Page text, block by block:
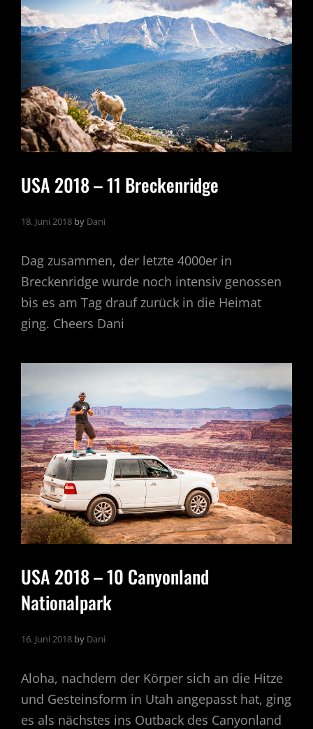
USA 2018 – 11 Breckenridge
18. Juni 2018 by Dani
Dag zusammen, der letzte 4000er in
Breckenridge wurde noch intensiv genossen
bis es am Tag drauf zurück in die Heimat
ging. Cheers Dani
USA 2018 – 10 Canyonland
Nationalpark
16. Juni 2018 by Dani
Aloha, nachdem der Körper sich an die Hitze
und Gesteinsform in Utah angepasst hat, ging
es als nächstes ins Outback des Canyonland